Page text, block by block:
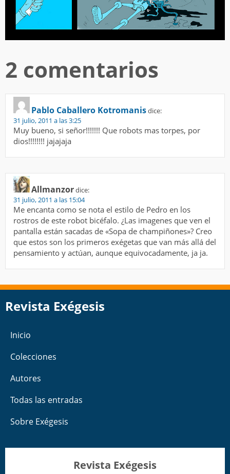
2 comentarios
Pablo Caballero Kotromanisdice:
31 julio, 2011 a las 3:25
Muy bueno, si señor!!!!!!! Que robots mas torpes, por
dios!!!!!!!! jajajaja
Allmanzordice:
31 julio, 2011 a las 15:04
Me encanta como se nota el estilo de Pedro en los
rostros de este robot bicéfalo. ¿Las imagenes que ven el
pantalla están sacadas de «Sopa de champiñones»? Creo
que estos son los primeros exégetas que van más allá del
pensamiento y actúan, aunque equivocadamente, ja ja.
Revista Exégesis
Inicio
Colecciones
Autores
Todas las entradas
Sobre Exégesis
Revista Exégesis